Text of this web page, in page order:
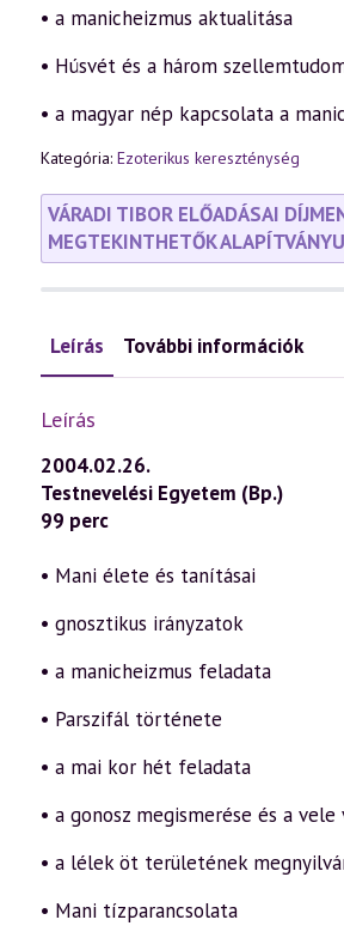
• a manicheizmus aktualitása
• Húsvét és a három
• a magyar nép kapcsolata a
Kategória: Ezoterikus kereszténység
VÁRADI TIBOR ELŐADÁSAI
MEGTEKINTHETŐK
Leírás További információk
Leírás
2004.02.26.
Testnevelési Egyetem (Bp.)
99 perc
• Mani élete és tanításai
• gnosztikus irányzatok
• a manicheizmus feladata
• Parszifál története
• a mai kor hét feladata
• a gonosz megismerése és a
• a lélek öt területének
• Mani tízparancsolata